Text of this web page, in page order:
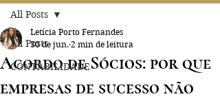
All Posts
CONTABILIDADE
All Posts
Acordo de Sócios: por que
empresas de sucesso não
Letícia Porto Fernandes
30 de jun. 2 min de leitura